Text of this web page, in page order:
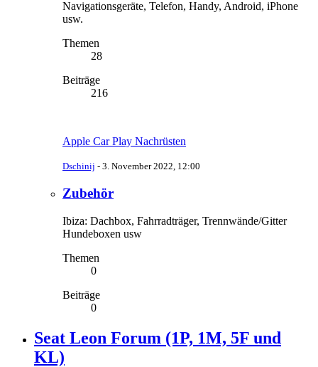
Navigationsgeräte, Telefon, Handy, Android, iPhone
usw.
Themen
28
Beiträge
216
Apple Car Play Nachrüsten
Dschinij - 3. November 2022, 12:00
Zubehör
Ibiza: Dachbox, Fahrradträger, Trennwände/Gitter
Hundeboxen usw
Themen
0
Beiträge
0
Seat Leon Forum (1P, 1M, 5F und
KL)